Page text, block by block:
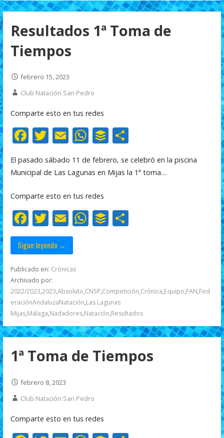
Resultados 1ª Toma de
Tiempos
febrero 15, 2023
Club Natación San Pedro
Comparte esto en tus redes
F
ac
e
b
o
o
k
T
w
itt
E
ai
W
h
at
A
p
p
B
f
er
C
m
ti
r
El pasado sábado 11 de febrero, se celebró en la piscina
Municipal de Las Lagunas en Mijas la 1ª toma…
Comparte esto en tus redes
F
ac
e
b
o
o
k
T
w
itt
er
E
m
ai
l
W
p
p
B C
ti
r
Sigue leyendo →
Publicado en: Crónicas
Archivado por:
2022/2023,2023,Absoluto,CNSP,Competición,Crónica,Equipo,FAN,Fed
eraciónAndaluzaNatación,Las Lagunas
Mijas,Málaga,Nadadores,Natación,Resultados
1ª Toma de Tiempos
febrero 8, 2023
Club Natación San Pedro
Comparte esto en tus redes